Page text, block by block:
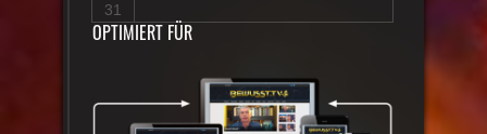
31
OPTIMIERT FÜR